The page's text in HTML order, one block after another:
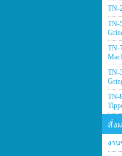
TN-
TN-
TN-
TN-
TN-
สั่ง
งา